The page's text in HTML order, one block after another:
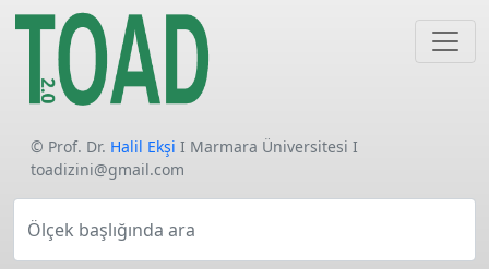
© Prof. Dr. Halil Ekşi I Marmara Üniversitesi I
toadizini@gmail.com
Ölçek başlığında ara